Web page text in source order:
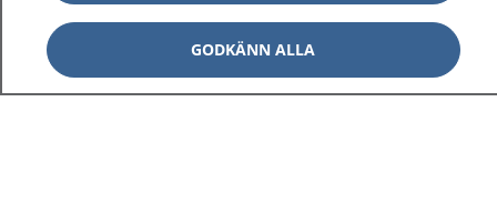
1177 på flera språk Visa
GODKÄNN ALLA